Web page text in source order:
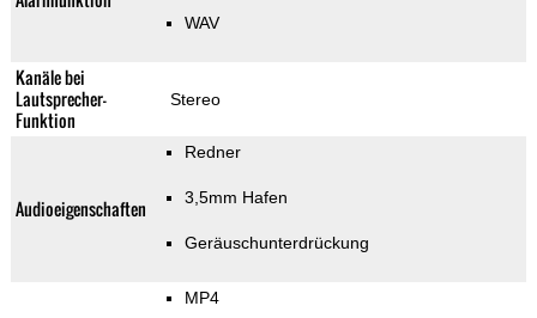
WAV
Kanäle bei
Lautsprecher-
Funktion
Stereo
Audioeigenschaften
Redner
3,5mm Hafen
Geräuschunterdrückung
MP4